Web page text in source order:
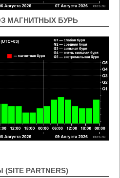
МАГНИТНЫХ БУРЬ
PARTNERS)